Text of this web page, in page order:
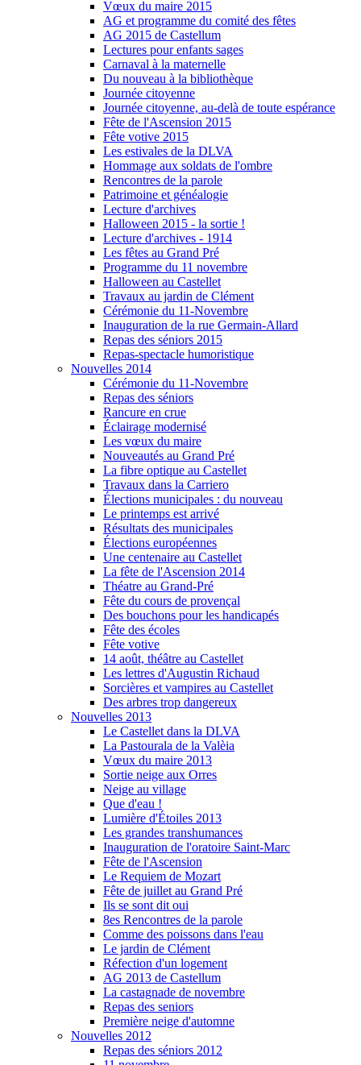
Vœux du maire 2015
AG et programme du comité des fêtes
AG 2015 de Castellum
Lectures pour enfants sages
Carnaval à la maternelle
Du nouveau à la bibliothèque
Journée citoyenne
Journée citoyenne, au-delà de toute espérance
Fête de l'Ascension 2015
Fête votive 2015
Les estivales de la DLVA
Hommage aux soldats de l'ombre
Rencontres de la parole
Patrimoine et généalogie
Lecture d'archives
Halloween 2015 - la sortie !
Lecture d'archives - 1914
Les fêtes au Grand Pré
Programme du 11 novembre
Halloween au Castellet
Travaux au jardin de Clément
Cérémonie du 11-Novembre
Inauguration de la rue Germain-Allard
Repas des séniors 2015
Repas-spectacle humoristique
Nouvelles 2014
Cérémonie du 11-Novembre
Repas des séniors
Rancure en crue
Éclairage modernisé
Les vœux du maire
Nouveautés au Grand Pré
La fibre optique au Castellet
Travaux dans la Carriero
Élections municipales : du nouveau
Le printemps est arrivé
Résultats des municipales
Élections européennes
Une centenaire au Castellet
La fête de l'Ascension 2014
Théatre au Grand-Pré
Fête du cours de provençal
Des bouchons pour les handicapés
Fête des écoles
Fête votive
14 août, théâtre au Castellet
Les lettres d'Augustin Richaud
Sorcières et vampires au Castellet
Des arbres trop dangereux
Nouvelles 2013
Le Castellet dans la DLVA
La Pastourala de la Valèia
Vœux du maire 2013
Sortie neige aux Orres
Neige au village
Que d'eau !
Lumière d'Étoiles 2013
Les grandes transhumances
Inauguration de l'oratoire Saint-Marc
Fête de l'Ascension
Le Requiem de Mozart
Fête de juillet au Grand Pré
Ils se sont dit oui
8es Rencontres de la parole
Comme des poissons dans l'eau
Le jardin de Clément
Réfection d'un logement
AG 2013 de Castellum
La castagnade de novembre
Repas des seniors
Première neige d'automne
Nouvelles 2012
Repas des séniors 2012